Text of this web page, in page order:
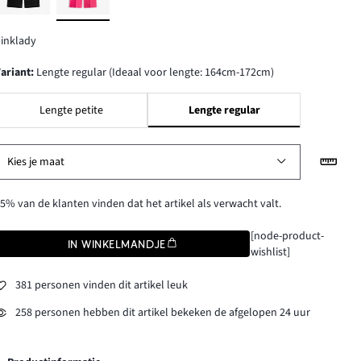
Variant: Lengte regular (Ideaal voor lengte: 164cm-172cm)
Lengte petite Lengte regular
Kies je maat
van de klanten vinden dat het artikel als verwacht valt.
IN WINKELMANDJE
[node-product-
wishlist]
381 personen vinden dit artikel leuk
258 personen hebben dit artikel bekeken de afgelopen 24 uur